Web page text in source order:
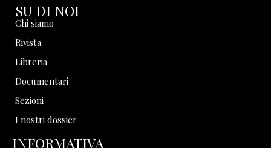
SU DI NOI
Chi siamo
Rivista
Libreria
Documentari
Sezioni
I nostri dossier
INFORMATIVA